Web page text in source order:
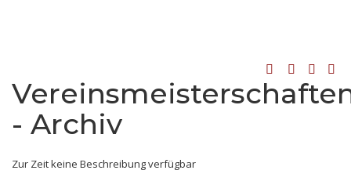
- Archiv
Zur Zeit keine Beschreibung verfügbar